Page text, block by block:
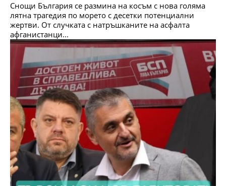
Снощи България се размина на косъм с нова голяма
лятна трагедия по морето с десетки потенциални
жертви. От случката с натръшканите на асфалта
афганистанци...